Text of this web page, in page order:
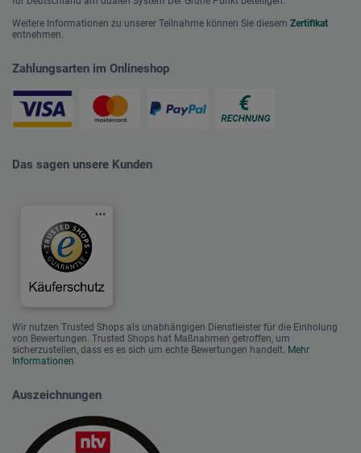
Weitere Informationen zu unserer Teilnahme können Sie diesem Zertifikat
entnehmen.
Zahlungsarten im Onlineshop
Das sagen unsere Kunden
Wir nutzen Trusted Shops als unabhängigen Dienstleister für die Einholung
von Bewertungen. Trusted Shops hat Maßnahmen getroffen, um
sicherzustellen, dass es es sich um echte Bewertungen handelt. Mehr
Informationen
Auszeichnungen